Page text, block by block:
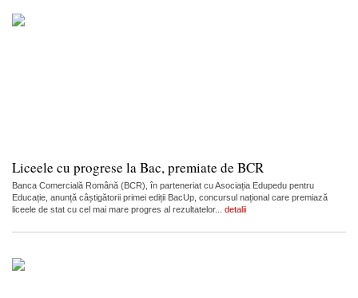
Liceele cu progrese la Bac, premiate de BCR
Banca Comercială Română (BCR), în parteneriat cu Asociația Edupedu pentru
Educație, anunță câștigătorii primei ediții BacUp, concursul național care premiază
liceele de stat cu cel mai mare progres al rezultatelor... detalii